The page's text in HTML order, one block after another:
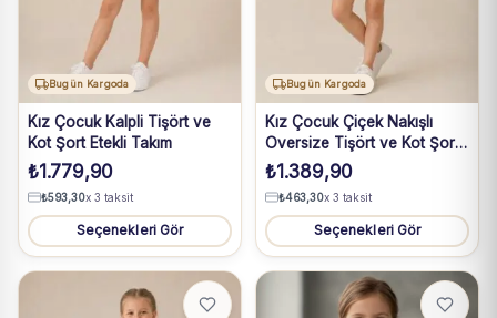
Bugün Kargoda
Kız Çocuk Kalpli Tişört ve
Kot Şort Etekli Takım
₺1.779,90
₺593,30x 3 taksit
Seçenekleri Gör
Bugün Kargoda
Kız Çocuk Çiçek Nakışlı
Oversize Tişört ve Kot Şort
Takım
₺1.389,90
₺463,30x 3 taksit
Seçenekleri Gör